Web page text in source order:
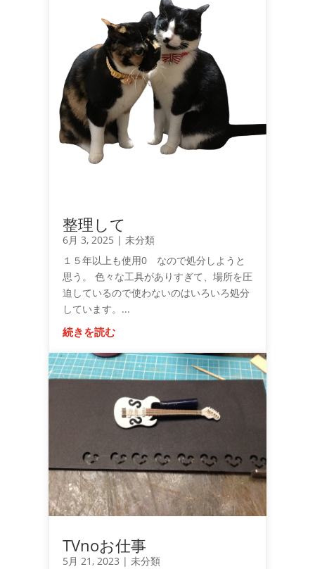
整理して
6月 3, 2025 | 未分類
１５年以上も使用0 なので処分しようと
思う。 色々な工具がありすぎて、場所を圧
迫しているので使わないのはいろいろ処分
しています。...
続きを読む
TVnoお仕事
5月 21, 2023 | 未分類